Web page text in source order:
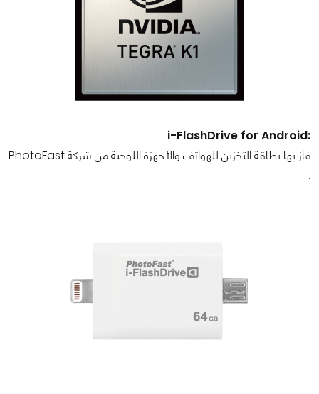
:i-FlashDrive for Android
فاز بها بطاقة التخزين للهواتف والأجهزة اللوحية من شركة PhotoFast
.